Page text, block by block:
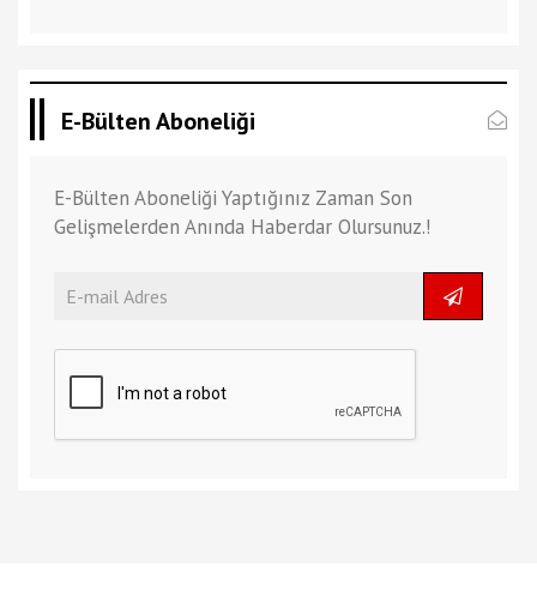
E-Bülten Aboneliği
E-Bülten Aboneliği Yaptığınız Zaman Son
Gelişmelerden Anında Haberdar Olursunuz.!